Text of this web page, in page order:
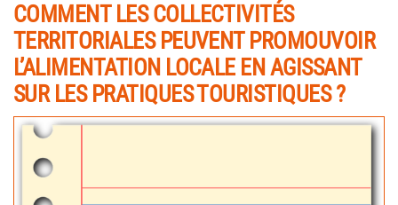
COMMENT LES COLLECTIVITÉS
TERRITORIALES PEUVENT PROMOUVOIR
L’ALIMENTATION LOCALE EN AGISSANT
SUR LES PRATIQUES TOURISTIQUES ?